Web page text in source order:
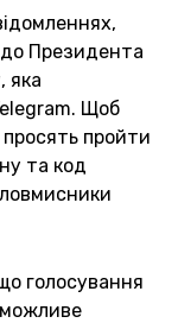
до Президента
яка
Щоб
пройти
та код
голосування